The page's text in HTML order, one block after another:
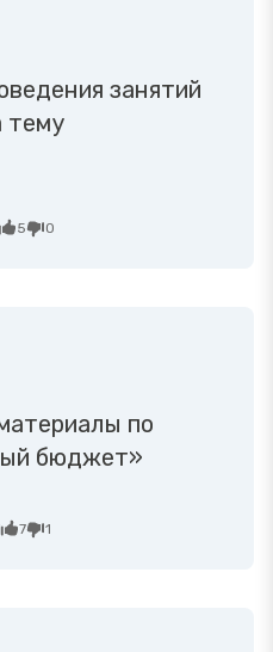
занятий
тему
5 0
по
бюджет»
7 1